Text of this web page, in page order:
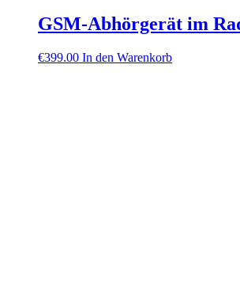
GSM-Abhörgerät im
€399.00 In den Warenkorb